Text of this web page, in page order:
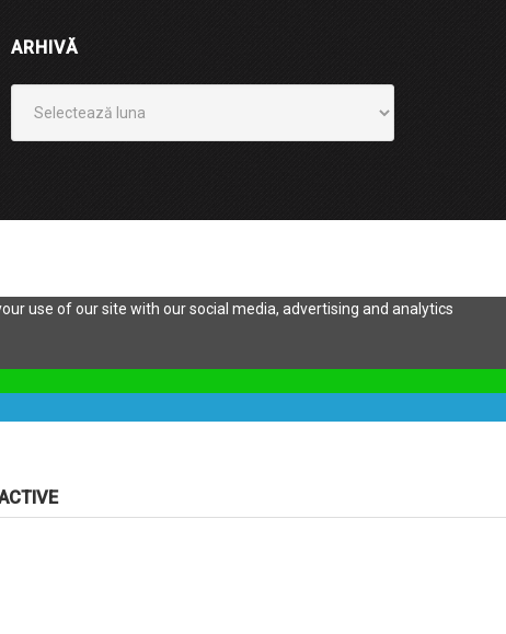
ARHIVĂ
use of our site with our social media, advertising and analytics